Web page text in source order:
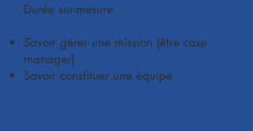
Durée sur-mesure
Savoir gérer une mission (être case
manager)
Savoir constituer une équipe